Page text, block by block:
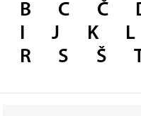
B C Č
I
J K L
R
S Š